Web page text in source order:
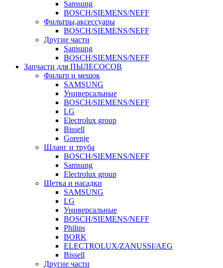
Samsung
BOSCH/SIEMENS/NEFF
Фильтры,аксессуары
BOSCH/SIEMENS/NEFF
Другие части
Samsung
BOSCH/SIEMENS/NEFF
Запчасти для ПЫЛЕСОСОВ
Фильтр и мешок
SAMSUNG
Универсальные
BOSCH/SIEMENS/NEFF
LG
Electrolux group
Bissell
Gorenje
Шланг и труба
BOSCH/SIEMENS/NEFF
Samsung
Electrolux group
Щетка и насадки
SAMSUNG
LG
Универсальные
BOSCH/SIEMENS/NEFF
Philips
BORK
ELECTROLUX/ZANUSSI/AEG
Bissell
Другие части